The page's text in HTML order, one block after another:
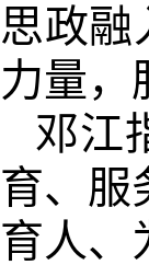
思政融
力量，
邓江
育、服
育人、